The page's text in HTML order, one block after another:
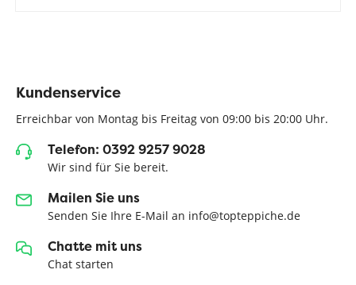
Kundenservice
Erreichbar von Montag bis Freitag von 09:00 bis 20:00 Uhr.
Telefon: 0392 9257 9028
Wir sind für Sie bereit.
Mailen Sie uns
Senden Sie Ihre E-Mail an info@topteppiche.de
Chatte mit uns
Chat starten